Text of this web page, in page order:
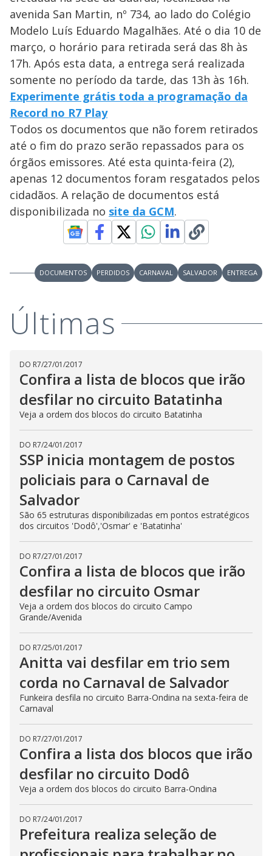
avenida San Martin, nº 734, ao lado do Colégio
Modelo Luís Eduardo Magalhães. Até o dia 10 de
março, o horário para retirada será das 8h às
17h. Após esta data, a entrega será realizada
somente no período da tarde, das 13h às 16h.
Experimente grátis toda a programação da
Record no R7 Play
Todos os documentos que não forem retirados
até o fim do prazo serão repassados para os
órgãos emissores. Até esta quinta-feira (2),
apenas 12 documentos foram resgatados pelos
cidadãos. A relação de documentos está
disponibilizada no site da GCM.
DOCUMENTOS PERDIDOS CARNAVAL SALVADOR ENTREGA
Últimas
DO R7/27/01/2017
Confira a lista de blocos que irão
desfilar no circuito Batatinha
Veja a ordem dos blocos do circuito Batatinha
DO R7/24/01/2017
SSP inicia montagem de postos
policiais para o Carnaval de
Salvador
São 65 estruturas disponibilizadas em pontos estratégicos
dos circuitos 'Dodô','Osmar' e 'Batatinha'
DO R7/27/01/2017
Confira a lista de blocos que irão
desfilar no circuito Osmar
Veja a ordem dos blocos do circuito Campo
Grande/Avenida
DO R7/25/01/2017
Anitta vai desfilar em trio sem
corda no Carnaval de Salvador
Funkeira desfila no circuito Barra-Ondina na sexta-feira de
Carnaval
DO R7/27/01/2017
Confira a lista dos blocos que irão
desfilar no circuito Dodô
Veja a ordem dos blocos do circuito Barra-Ondina
DO R7/24/01/2017
Prefeitura realiza seleção de